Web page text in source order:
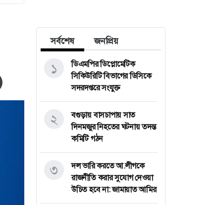
সর্বশেষ জনপ্রিয়
ডিএমপির ডিপ্লোমেটিক
সিকিউরিটি বিভাগের ডিসিকে
সদরদপ্তরে সংযুক্ত
১
বগুড়ায় বাসচাপায় সাত
দিনমজুর নিহতের ঘটনায় তদন্ত
কমিটি গঠন
২
দল ভারি করতে আ.লীগকে
রাজনীতি করার সুযোগ দেওয়া
উচিত হবে না: জামায়াত আমির
৩